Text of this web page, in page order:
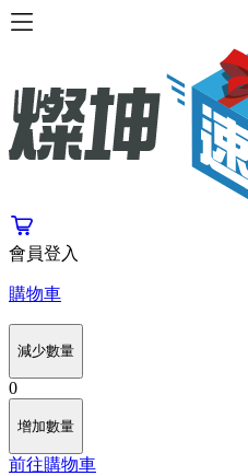
會員登入
購物車
減少數量
0
增加數量
前往購物車